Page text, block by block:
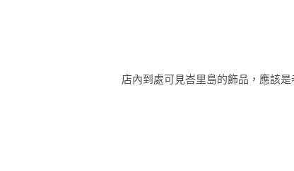
店內到處可見峇里島的飾品，應該